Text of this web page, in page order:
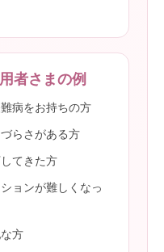
者さまの例
病をお持ちの方
らさがある方
てきた方
ョンが難しくなっ
方